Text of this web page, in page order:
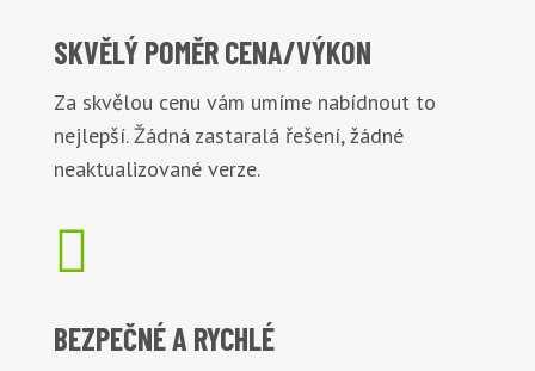
SKVĚLÝ POMĚRCENA/VÝKON
Za skvělou cenu vám umíme nabídnout to
nejlepší. Žádná zastaralá řešení, žádné
neaktualizované verze.

BEZPEČNÉA RYCHLÉ